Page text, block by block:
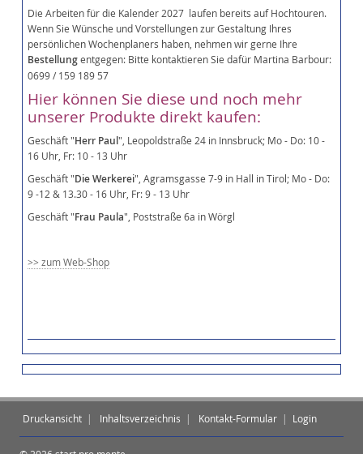
Die Arbeiten für die Kalender 2027 laufen bereits auf Hochtouren.
Wenn Sie Wünsche und Vorstellungen zur Gestaltung Ihres
persönlichen Wochenplaners haben, nehmen wir gerne Ihre
Bestellungentgegen: Bitte kontaktieren Sie dafür Martina Barbour:
0699 / 159 189 57
Hier können Sie diese und noch mehr
unserer Produkte direkt kaufen:
Geschäft "Herr Paul ", Leopoldstraße 24 in Innsbruck; Mo - Do: 10 -
16 Uhr, Fr: 10 - 13 Uhr
Geschäft "Die Werkerei", Agramsgasse 7-9 in Hall in Tirol; Mo - Do:
9 -12 & 13.30 - 16 Uhr, Fr: 9 - 13 Uhr
Geschäft "Frau Paula", Poststraße 6a in Wörgl
>> zum Web-Shop
Druckansicht | Inhaltsverzeichnis | Kontakt-Formular | Login